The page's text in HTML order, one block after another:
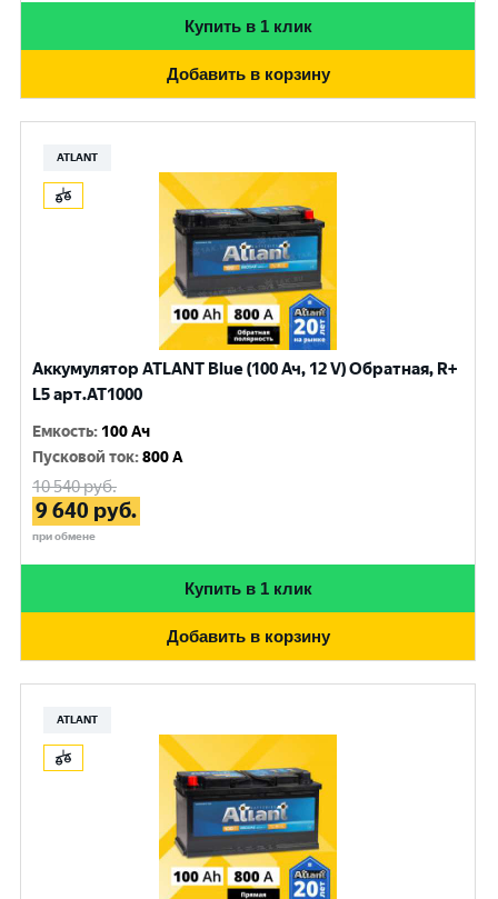
Купить в 1 клик
Добавить в корзину
ATLANT
Аккумулятор ATLANT Blue (100 Ач, 12 V) Обратная, R+
L5 арт.AT1000
Емкость: 100 Ач
Пусковой ток:800 A
10 540руб.
9 640 руб.
при обмене
Купить в 1 клик
Добавить в корзину
ATLANT